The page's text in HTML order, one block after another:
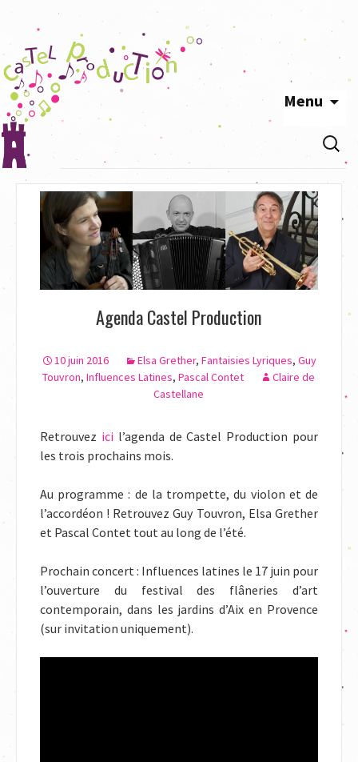
Menu
au
contenu
Agenda Castel Production
10 juin 2016 Elsa Grether, Fantaisies Lyriques, Guy
Touvron,Influences Latines,Pascal Contet
Claire de
Castellane
Retrouvez ici l’agenda de Castel Production pour
les trois prochains mois.
Au programme : de la trompette, du violon et de
l’accordéon ! Retrouvez Guy Touvron, Elsa Grether
et Pascal Contet tout au long de l’été.
Prochain concert : Influences latines le 17 juin pour
l’ouverture du festival des flâneries d’art
contemporain, dans les jardins d’Aix en Provence
(sur invitation uniquement).